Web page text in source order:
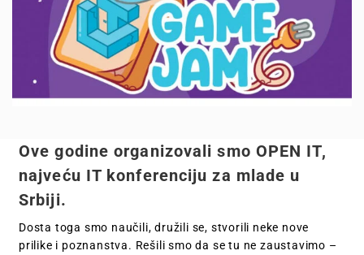
Ove godine organizovali smo OPEN IT,
najveću IT konferenciju za mlade u
Srbiji.
Dosta toga smo naučili, družili se, stvorili neke nove
prilike i poznanstva. Rešili smo da se tu ne zaustavimo –